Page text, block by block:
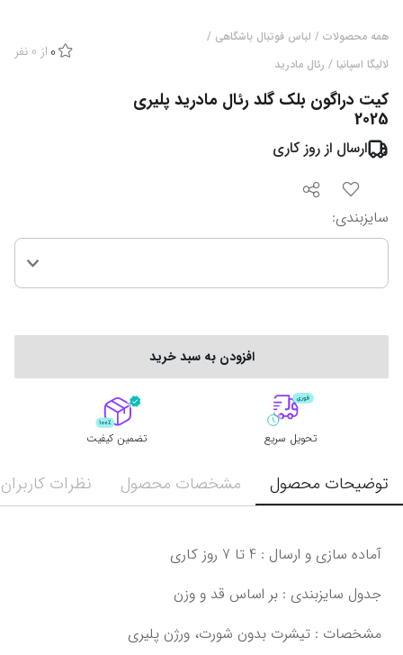
همه محصولات / لباس فوتبال باشگاهی /
لالیگا اسپانیا / رئال مادرید
0 از 0 نفر
کیت دراگون بلک گلد رئال مادرید پلیری
2025
ارسال از روز کاری
سایزبندی:
افزودن به سبد خرید
تحویل سریع تضمین کیفیت
توضیحات محصول مشخصات محصول نظرات کاربران